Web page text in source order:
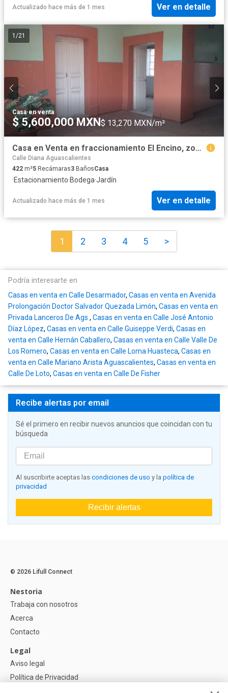
Actualizado hace más de 1 mes Ver en detalle
1 /21
Casa·en venta
$ 5,600,000 MXN$ 13,270 MXN/m²
Casa en Venta en fraccionamiento El Encino, zona centro de Aguascalientes
Calle Diana Aguascalientes
422 m²5 Recámaras3 BañosCasa
·Estacionamiento·Bodega·Jardín
Actualizado hace más de 1 mes Ver en detalle
1 2 3 4 5 >
Podría interesarte en
Casas en venta en Calle Desarmador, Casas en venta en Avenida
Prolongación Doctor Salvador Quezada Limón, Casas en venta en
Privada Lanceros De Ags , Casas en venta en Calle José Antonio
Díaz López, Casas en venta en Calle Guiseppe Verdi, Casas en
venta en Calle Hernán Caballero, Casas en venta en Calle Valle De
Los Romero, Casas en venta en Calle Loma Huasteca, Casas en
venta en Calle Mariano Arista Aguascalientes, Casas en venta en
Calle De Loto, Casas en venta en Calle De Fisher
Recibe alertas por email
Sé el primero en recibir nuevos anuncios que coincidan con tu
búsqueda
Al suscribirte aceptas las condiciones de uso y la política de
privacidad
Recibir alertas
© 2026 Lifull Connect
Nestoria
Trabaja con nosotros
Acerca
Contacto
Legal
Aviso legal
Política de Privacidad